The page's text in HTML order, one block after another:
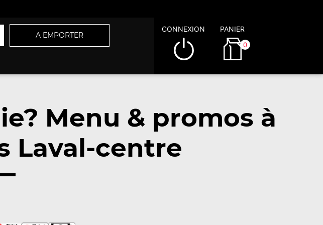
A EMPORTER
CONNEXION PANIER
0
Menu & promos à
Laval-centre